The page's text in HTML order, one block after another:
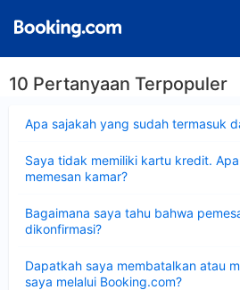
10 Pertanyaan Terpopuler
Apa sajakah yang sudah termasuk
Saya tidak memiliki kartu kredit.
memesan kamar?
Bagaimana saya tahu bahwa
dikonfirmasi?
Dapatkah saya membatalkan atau
saya melalui Booking.com?